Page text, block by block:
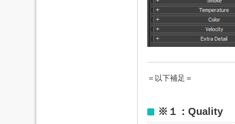
＝以下補足＝
※１：Quality